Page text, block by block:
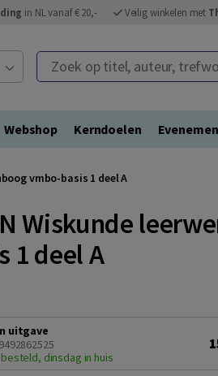
in NL vanaf € 20,- Veilig winkelen met
Zoek op titel, auteur, trefwoord
Webshop Kerndoelen
vmbo-basis 1 deel A
Wiskunde
1 deel A
uitgave
dinsdag in huis